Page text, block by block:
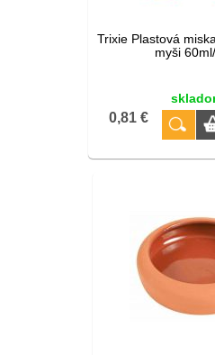
Trixie Plastová
myši
0,81 €